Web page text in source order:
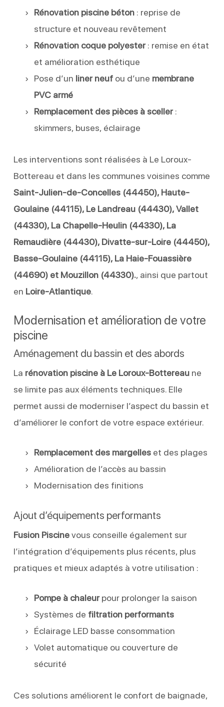
Rénovation piscine béton: reprise de
structure et nouveau revêtement
Rénovation coque polyester: remise en état
et amélioration esthétique
Pose d’un liner neufou d’une membrane
PVC armé
Remplacement des pièces à sceller:
skimmers, buses, éclairage
Les interventions sont réalisées à Le Loroux-
Bottereau et dans les communes voisines comme
Saint-Julien-de-Concelles (44450), Haute-
Goulaine (44115), Le Landreau (44430), Vallet
(44330), La Chapelle-Heulin (44330), La
Remaudière (44430), Divatte-sur-Loire (44450),
Basse-Goulaine (44115), La Haie-Fouassière
(44690) et Mouzillon (44330)., ainsi que partout
en Loire-Atlantique.
Modernisation et amélioration de votre
piscine
Aménagement du bassin et des abords
La rénovation piscine à Le Loroux-Bottereaune
se limite pas aux éléments techniques. Elle
permet aussi de moderniser l’aspect du bassin et
d’améliorer le confort de votre espace extérieur.
Remplacement des margelleset des plages
Amélioration de l’accès au bassin
Modernisation des finitions
Ajout d’équipements performants
Fusion Piscinevous conseille également sur
l’intégration d’équipements plus récents, plus
pratiques et mieux adaptés à votre utilisation :
Pompe à chaleurpour prolonger la saison
Systèmes de filtration performants
Éclairage LED basse consommation
Volet automatique ou couverture de
sécurité
Ces solutions améliorent le confort de baignade,